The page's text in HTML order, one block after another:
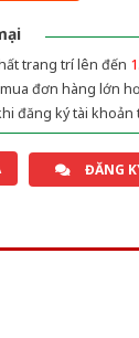
trang trí lên đến
đơn hàng lớn
đăng ký tài
ĐĂNG